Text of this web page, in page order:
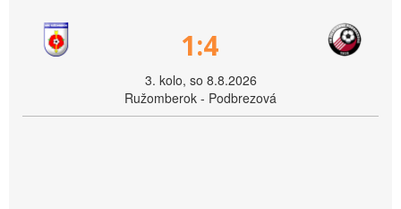
1:4
3. kolo, so 8.8.2026
Ružomberok - Podbrezová